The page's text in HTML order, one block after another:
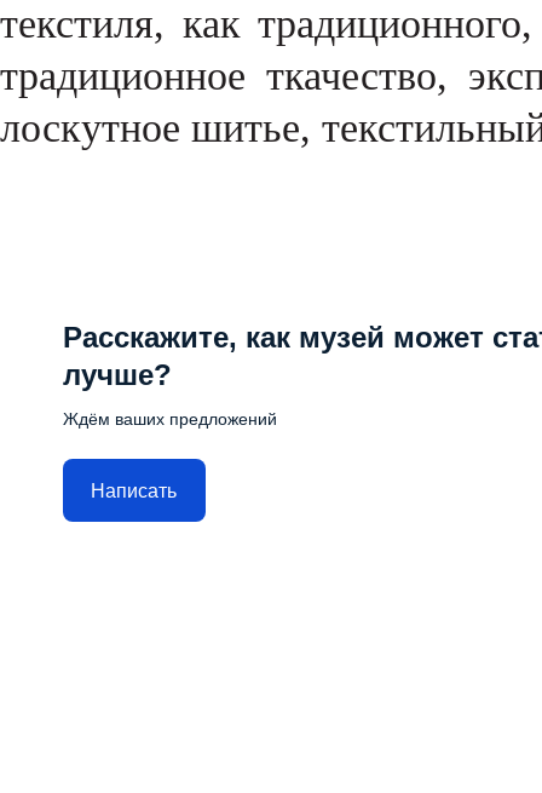
текстиля, как
традиционное ткачество,
лоскутное шитье,
Расскажите, как музей может
лучше?
Ждём ваших предложений
Написать